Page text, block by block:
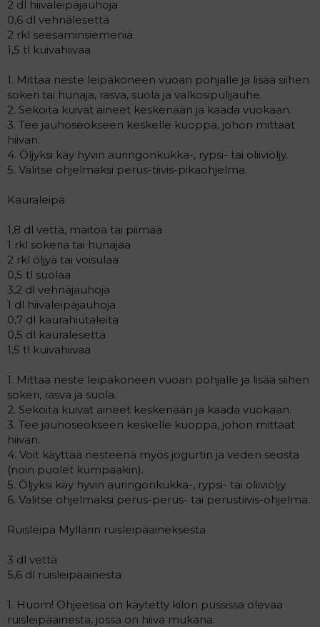
2 dl hiivaleipäjauhoja
0,6 dl vehnälesettä
2 rkl seesaminsiemeniä
1,5 tl kuivahiivaa
1. Mittaa neste leipäkoneen vuoan pohjalle ja lisää siihen
sokeri tai hunaja, rasva, suola ja valkosipulijauhe.
2. Sekoita kuivat aineet keskenään ja kaada vuokaan.
3. Tee jauhoseokseen keskelle kuoppa, johon mittaat
hiivan.
4. Öljyksi käy hyvin auringonkukka-, rypsi- tai oliiviöljy.
5. Valitse ohjelmaksi perus-tiivis-pikaohjelma.
Kauraleipä
1,8 dl vettä, maitoa tai piimää
1 rkl sokeria tai hunajaa
2 rkl öljyä tai voisulaa
0,5 tl suolaa
3,2 dl vehnäjauhoja
1 dl hiivaleipäjauhoja
0,7 dl kaurahiutaleita
0,5 dl kauralesettä
1,5 tl kuivahiivaa
1. Mittaa neste leipäkoneen vuoan pohjalle ja lisää siihen
sokeri, rasva ja suola.
2. Sekoita kuivat aineet keskenään ja kaada vuokaan.
3. Tee jauhoseokseen keskelle kuoppa, johon mittaat
hiivan.
4. Voit käyttää nesteenä myös jogurtin ja veden seosta
(noin puolet kumpaakin).
5. Öljyksi käy hyvin auringonkukka-, rypsi- tai oliiviöljy.
6. Valitse ohjelmaksi perus-perus- tai perustiivis-ohjelma.
Ruisleipä Myllärin ruisleipäaineksesta
3 dl vettä
5,6 dl ruisleipäainesta
1. Huom! Ohjeessa on käytetty kilon pussissa olevaa
ruisleipäainesta, jossa on hiiva mukana.